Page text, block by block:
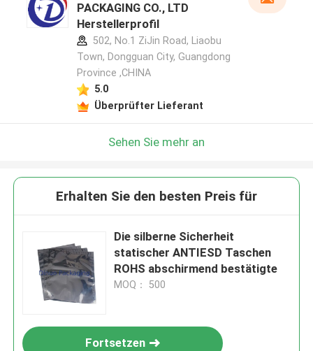
PACKAGING CO., LTD
Herstellerprofil
502, No.1 ZiJin Road, Liaobu
Town, Dongguan City, Guangdong
Province ,CHINA
5.0
Überprüfter Lieferant
Sehen Sie mehr an
Erhalten Sie den besten Preis für
Die silberne Sicherheit
statischer ANTIESD Taschen
ROHS abschirmend bestätigte
MOQ： 500
Fortsetzen